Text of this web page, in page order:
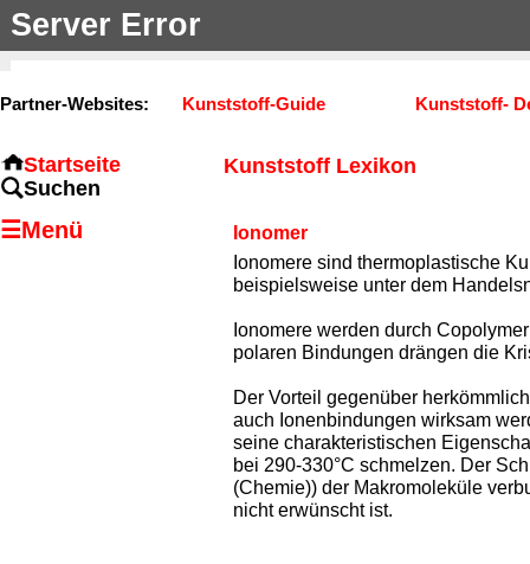
Kunststoff Lexikon
Ionomer
Ionomere sind thermoplastische
beispielsweise unter dem
Ionomere werden durch
polaren Bindungen drängen die
Der Vorteil gegenüber
auch Ionenbindungen wirksam
seine charakteristischen
bei 290-330°C schmelzen. Der
(Chemie)) der Makromoleküle
nicht erwünscht ist.
Partner-Websites: Kunststoff-Guide Kunststoff-
Startseite
Suchen
☰Menü